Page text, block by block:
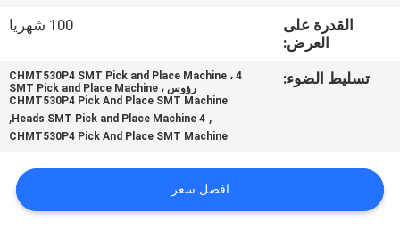
اتصل
SHOPPING
ON
LINE
القدرة على
العرض:
100 شهريا
تسليط الضوء:
CHMT530P4 SMT Pick and Place Machine ، 4
رؤوس SMT Pick and Place Machine ،
CHMT530P4 Pick And Place SMT Machine
,
4 Heads SMT Pick and Place Machine
,
CHMT530P4 Pick And Place SMT Machine
افضل سعر